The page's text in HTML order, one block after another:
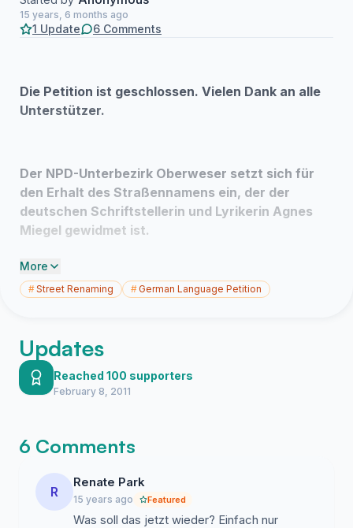
15 years, 6 months ago
1 Update 6 Comments
Die Petition ist geschlossen. Vielen Dank an alle
Unterstützer.
Der NPD-Unterbezirk Oberweser setzt sich für
den Erhalt des Straßennamens ein, der der
deutschen Schriftstellerin und Lyrikerin Agnes
Miegel gewidmet ist.
Derzeit sammelt das links faschistische „Projekt-
Farbenfroh“ Unterschriften für eine Umbenennung. Wir
Kräften der Kameradschaft Hildesheim, wollen wir alles
tun, um die Agnes-Miegel-Straße zu erhalten.
Wenn es zu einer Umbenennung kommt, werden
immense Kosten entstehen. Nicht nur der
Grundbucheinträge kommt auf die betroffenen
Bewohner der Agnes-Miegel-Straße zu. Nein, es
werden auch Straßenkarten, Navigationsgeräte,
Adressaufkleber und vieles mehr geändert werden
More
#Street Renaming #German Language Petition
Updates
Reached 100 supporters
February 8, 2011
6 Comments
R
Renate Park
15 years ago Featured
Was soll das jetzt wieder? Einfach nur